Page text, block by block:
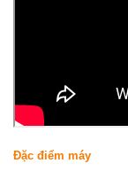
Đặc điểm máy